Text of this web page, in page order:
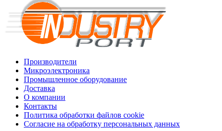
Производители
Микроэлектроника
Промышленное оборудование
Доставка
О компании
Контакты
Политика обработки файлов cookie
Согласие на обработку персональных данных